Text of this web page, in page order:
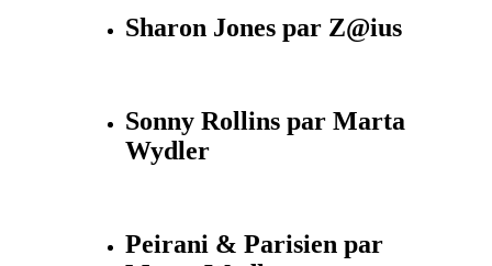
Sharon Jones par Z@ius
Sonny Rollins par Marta
Wydler
Peirani & Parisien par